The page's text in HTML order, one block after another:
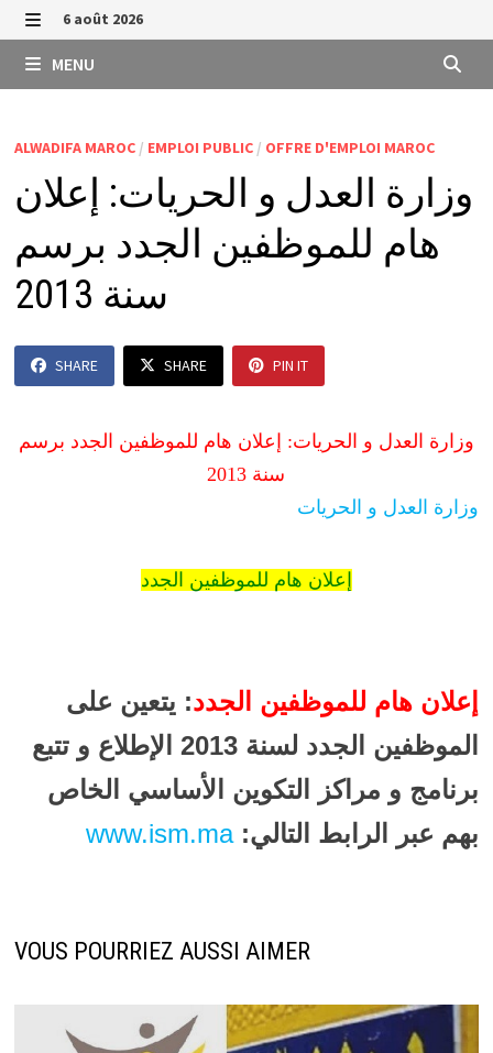
Passer
au
contenu
MENU
6 août 2026
MENU
ALWADIFA MAROC/ EMPLOI PUBLIC/ OFFRE D'EMPLOI MAROC
وزارة العدل و الحريات: إعلان
هام للموظفين الجدد برسم
سنة 2013
SHARE SHARE PIN IT
وزارة العدل و الحريات: إعلان هام للموظفين الجدد برسم
سنة 2013
وزارة العدل و الحريات
إعلان هام للموظفين الجدد
إعلان هام للموظفين الجدد: يتعين على
الموظفين الجدد لسنة 2013 الإطلاع و تتبع
برنامج و مراكز التكوين الأساسي الخاص
بهم عبر الرابط التالي: www.ism.ma
VOUS POURRIEZ AUSSI AIMER